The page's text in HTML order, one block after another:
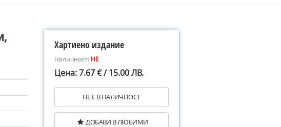
Хартиено издание
Наличност: НЕ
Цена: 7.67 € / 15.00 ЛВ.
НЕ Е В НАЛИЧНОСТ
ДОБАВИ В ЛЮБИМИ